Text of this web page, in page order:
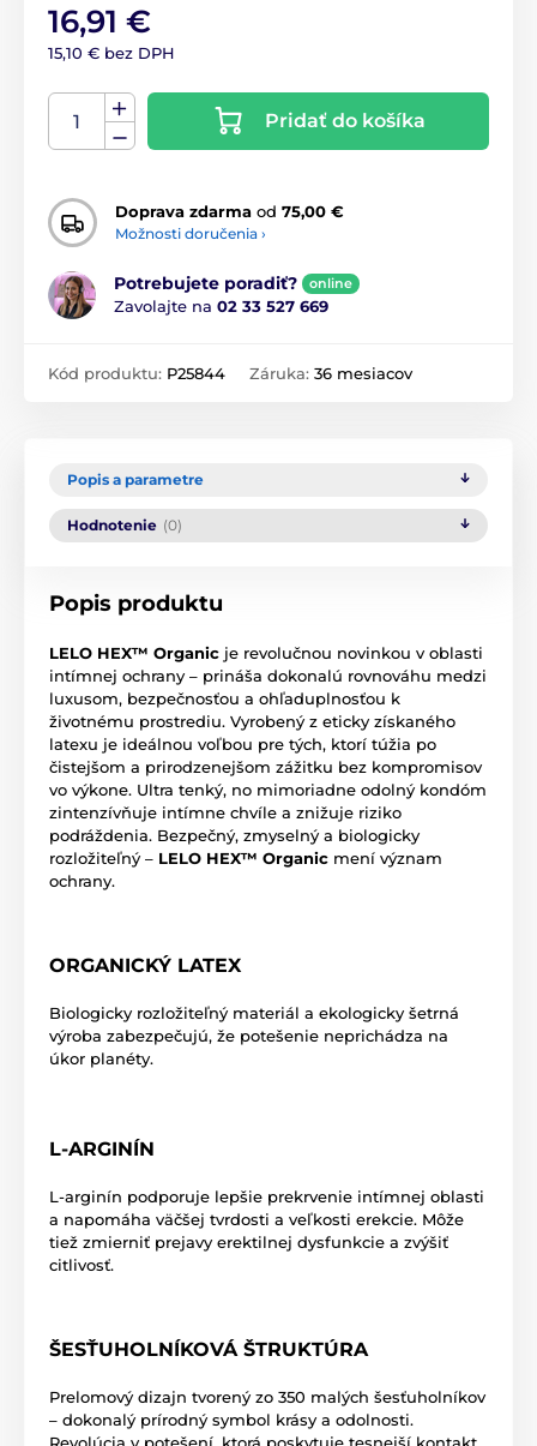
16,91 €
15,10 € bez DPH
Pridať do košíka
Doprava zdarma od 75,00 €
Možnosti doručenia ›
Potrebujete poradiť? online
Zavolajte na 02 33 527 669
Kód produktu: P25844 Záruka: 36 mesiacov
Popis a parametre
Hodnotenie (0)
Popis produktu
LELO HEX™ Organic je revolučnou novinkou v oblasti
intímnej ochrany – prináša dokonalú rovnováhu medzi
luxusom, bezpečnosťou a ohľaduplnosťou k
životnému prostrediu. Vyrobený z eticky získaného
latexu je ideálnou voľbou pre tých, ktorí túžia po
čistejšom a prirodzenejšom zážitku bez kompromisov
vo výkone. Ultra tenký, no mimoriadne odolný kondóm
zintenzívňuje intímne chvíle a znižuje riziko
podráždenia. Bezpečný, zmyselný a biologicky
rozložiteľný – LELO HEX™ Organic mení význam
ochrany.
ORGANICKÝ LATEX
Biologicky rozložiteľný materiál a ekologicky šetrná
výroba zabezpečujú, že potešenie neprichádza na
úkor planéty.
L-ARGINÍN
L-arginín podporuje lepšie prekrvenie intímnej oblasti
a napomáha väčšej tvrdosti a veľkosti erekcie. Môže
tiež zmierniť prejavy erektilnej dysfunkcie a zvýšiť
citlivosť.
ŠESŤUHOLNÍKOVÁ ŠTRUKTÚRA
Prelomový dizajn tvorený zo 350 malých šesťuholníkov
– dokonalý prírodný symbol krásy a odolnosti.